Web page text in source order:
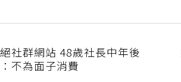
社群網站 48歲社長中年後
不為面子消費